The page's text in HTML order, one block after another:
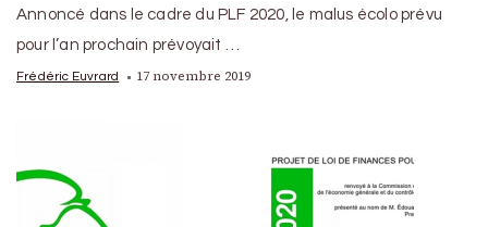
Annoncé dans le cadre du PLF 2020, le malus écolo prévu
pour l’an prochain prévoyait …
Frédéric Euvrard 17 novembre 2019